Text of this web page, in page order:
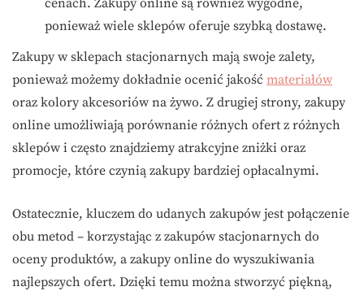
ponieważ wiele sklepów oferuje szybką dostawę.
Zakupy w sklepach stacjonarnych mają swoje zalety,
ponieważ możemy dokładnie ocenić jakość materiałów
oraz kolory akcesoriów na żywo. Z drugiej strony, zakupy
online umożliwiają porównanie różnych ofert z różnych
sklepów i często znajdziemy atrakcyjne zniżki oraz
promocje, które czynią zakupy bardziej opłacalnymi.
Ostatecznie, kluczem do udanych zakupów jest połączenie
obu metod – korzystając z zakupów stacjonarnych do
oceny produktów, a zakupy online do wyszukiwania
najlepszych ofert. Dzięki temu można stworzyć piękną,